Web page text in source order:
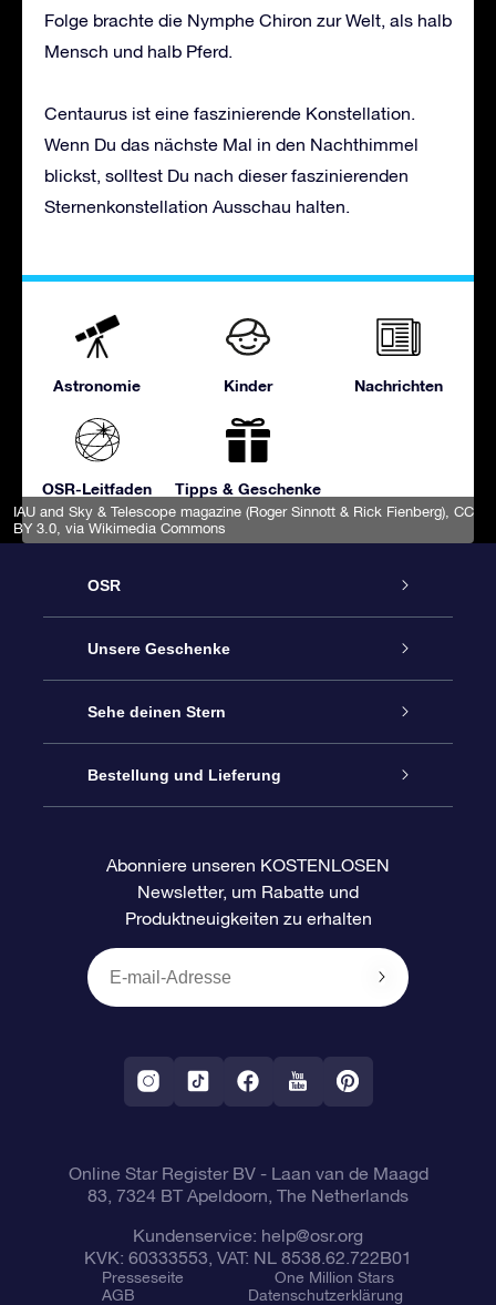
IAU and Sky & Telescope magazine (Roger Sinnott & Rick Fienberg) CC
BY 3.0 , via Wikimedia Commons
Folge brachte die Nymphe Chiron zur Welt, als halb
Mensch und halb Pferd.
Centaurus ist eine faszinierende Konstellation.
Wenn Du das nächste Mal in den Nachthimmel
blickst, solltest Du nach dieser faszinierenden
Sternenkonstellation Ausschau halten.
Astronomie Kinder Nachrichten
OSR-Leitfaden Tipps & Geschenke
OSR
Service
Kontakt
Blog
Bewertungen
Unsere Geschenke
Sterne schenken
OSR-Geschenkpaket
OSR-Geschenkgutschein
Firmengeschenke
Sehe deinen Stern
Sternregister
Personalisierte Sternseite
One Million Stars
VR-App „Fliege mich zu den Sternen“
Bestellung und Lieferung
Zahlungsinformationen
Versandinformationen
Sternbilder
Abonniere unseren KOSTENLOSEN
Newsletter, um Rabatte und
Produktneuigkeiten zu erhalten
Online Star Register BV- Laan van de Maagd
83, 7324 BT Apeldoorn, The Netherlands
Kundenservice: help@osr.org
KVK: 60333553, VAT: NL 8538.62.722B01
Presseseite
One Million Stars
AGB
Datenschutzerklärung